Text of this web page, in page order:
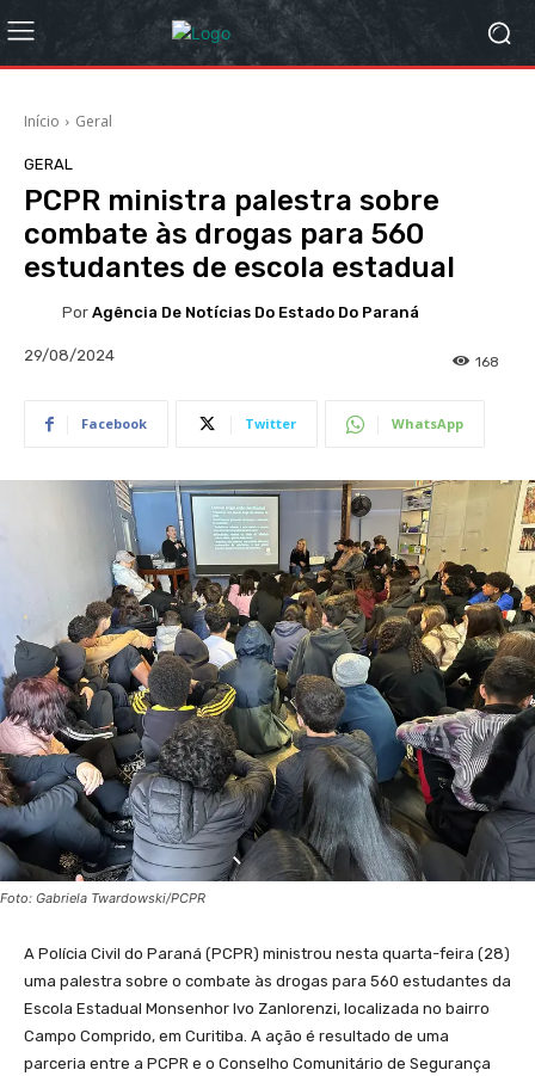
Início Geral
GERAL
PCPR ministra palestra sobre
combate às drogas para 560
estudantes de escola estadual
Por Agência De Notícias Do Estado Do Paraná
29/08/2024 168
Facebook Twitter WhatsApp
Foto: Gabriela Twardowski/PCPR
A Polícia Civil do Paraná (PCPR) ministrou nesta quarta-feira (28)
uma palestra sobre o combate às drogas para 560 estudantes da
Escola Estadual Monsenhor Ivo Zanlorenzi, localizada no bairro
Campo Comprido, em Curitiba. A ação é resultado de uma
parceria entre a PCPR e o Conselho Comunitário de Segurança